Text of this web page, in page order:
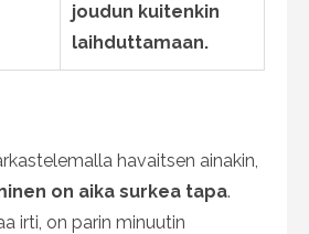
joudun kuitenkin
laihduttamaan.
havaitsen ainakin,
on aika surkea tapa.
irti, on parin minuutin